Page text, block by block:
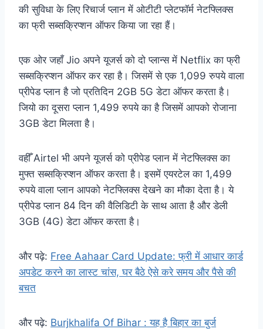
की सुविधा के लिए रिचार्ज प्लान में ओटीटी प्लेटफॉर्म नेटफ्लिक्स
का फ्री सब्सक्रिप्शन ऑफर किया जा रहा हैं।
एक ओर जहाँ Jio अपने यूजर्स को दो प्लान्स में Netflix का फ्री
सब्सक्रिप्शन ऑफर कर रहा है। जिसमें से एक 1,099 रुपये वाला
प्रीपेड प्लान है जो प्रतिदिन 2GB 5G डेटा ऑफर करता है।
जियो का दूसरा प्लान 1,499 रुपये का है जिसमें आपको रोजाना
3GB डेटा मिलता है।
वहीँ Airtel भी अपने यूजर्स को प्रीपेड प्लान में नेटफ्लिक्स का
मुफ्त सब्सक्रिप्शन ऑफर करता है। इसमें एयरटेल का 1,499
रुपये वाला प्लान आपको नेटफ्लिक्स देखने का मौका देता है। ये
प्रीपेड प्लान 84 दिन की वैलिडिटी के साथ आता है और डेली
3GB (4G) डेटा ऑफर करता है।
और पढ़े: Free Aahaar Card Update: फ्री में आधार कार्ड
अपडेट करने का लास्ट चांस, घर बैठे ऐसे करे समय और पैसे की
बचत
और पढ़े: Burjkhalifa Of Bihar : यह है बिहार का बुर्ज